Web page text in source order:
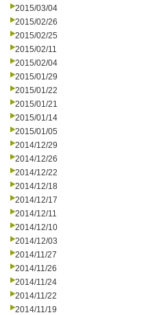
2015/03/04
2015/02/26
2015/02/25
2015/02/11
2015/02/04
2015/01/29
2015/01/22
2015/01/21
2015/01/14
2015/01/05
2014/12/29
2014/12/26
2014/12/22
2014/12/18
2014/12/17
2014/12/11
2014/12/10
2014/12/03
2014/11/27
2014/11/26
2014/11/24
2014/11/22
2014/11/19